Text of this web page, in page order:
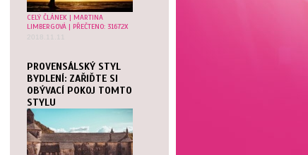
CELÝ ČLÁNEK | MARTINA
LIMBERGOVÁ | PŘEČTENO: 31672X
2018.11.11
PROVENSÁLSKÝ STYL
BYDLENÍ: ZAŘIĎTE SI
OBÝVACÍ POKOJ TOMTO
STYLU